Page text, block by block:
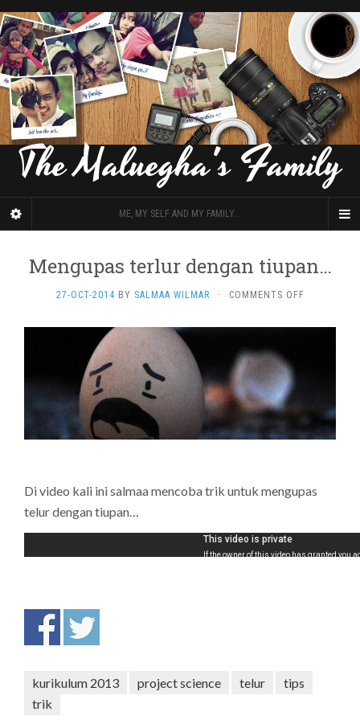
The Maluegha's Family
ME, MY SELF AND MY FAMILY...
Mengupas terlur dengan tiupan…
27-OCT-2014 BY SALMAA WILMAR · COMMENTS OFFON
TERLUR
Di video kali ini salmaa mencoba trik untuk mengupas
telur dengan tiupan…
kurikulum 2013 project science telur
tips
trik